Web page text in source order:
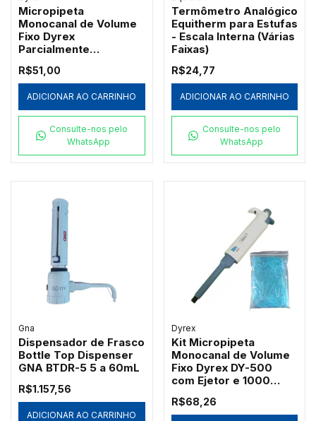
Micropipeta
Monocanal de Volume
Fixo Dyrex
Parcialmente
R$51,00
ADICIONAR AO CARRINHO
Consulte-nos pelo
WhatsApp
Termômetro Analógico
Equitherm para Estufas
- Escala Interna (Várias
Faixas)
R$24,77
ADICIONAR AO CARRINHO
Consulte-nos pelo
WhatsApp
Gna
Dispensador de Frasco
Bottle Top Dispenser
GNA BTDR-5 5 a 60mL
R$1.157,56
ADICIONAR AO CARRINHO
Dyrex
Kit Micropipeta
Monocanal de Volume
Fixo Dyrex DY-500
com Ejetor e 1000
Redplast 500µL
R$68,26